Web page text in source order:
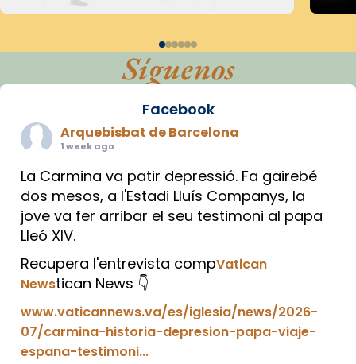
Síguenos
Facebook
Arquebisbat de Barcelona
1 week ago
La Carmina va patir depressió. Fa gairebé
dos mesos, a l'Estadi Lluís Companys, la
jove va fer arribar el seu testimoni al papa
Lleó XIV.
Recupera l'entrevista compVatican
Newstican News 👇
www.vaticannews.va/es/iglesia/news/2026-
07/carmina-historia-depresion-papa-viaje-
espana-testimoni...